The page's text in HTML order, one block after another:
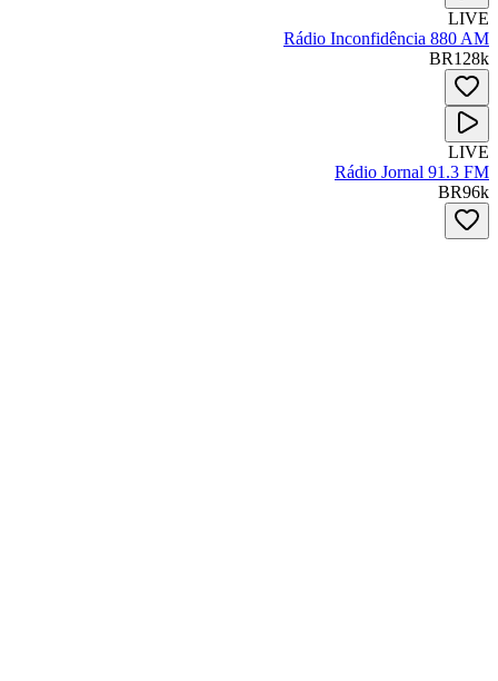
LIVE
Rádio Inconfidência 880 AM
BR128k
LIVE
Rádio Jornal 91.3 FM
BR96k